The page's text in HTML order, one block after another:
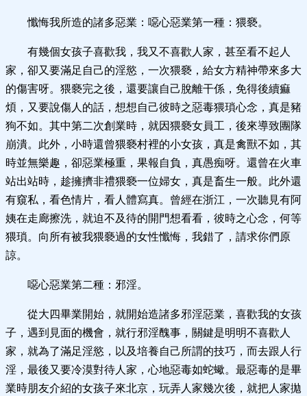
懺悔我所造的諸多惡業：噁心惡業第一種：猥褻。
有幾個女孩子喜歡我，我又不喜歡人家，甚至看不起人
家，卻又要滿足自己的淫慾，一次猥褻，給女方精神帶來多大
的傷害呀。猥褻完之後，還要讓自己脫離干係，免得後續痲
煩，又要說傷人的話，想想自己彼時之惡毒猥瑣心念，真是豬
狗不如。其中第二次創業時，就因猥褻女員工，後來導致團隊
崩潰。此外，小時還曾猥褻村裡的小女孩，真是禽獸不如，其
時並無樂趣，卻惡業極重，果報自負，真愚痴呀。還曾在火車
站出站時，趁擁擠非禮猥褻一位婦女，真是畜生一般。此外還
有窺私，看色情片，看人體寫真。曾經在浙江，一次聽見有阿
姨在走廊擦洗，就迫不及待的開門想看看，彼時之心念，何等
猥瑣。向所有被我猥褻過的女性懺悔，我錯了，請求你們原
諒。
噁心惡業第二種：邪淫。
從大四畢業開始，就開始造諸多邪淫惡業，喜歡我的女孩
子，遇到見面的機會，就行邪淫醜事，關鍵是明明不喜歡人
家，就為了滿足淫慾，以及培養自己所謂的技巧，而去跟人行
淫，最後又要冷漠對待人家，心地惡毒如蛇蠍。最惡毒的是畢
業時朋友介紹的女孩子來北京，玩弄人家幾次後，就把人家拋